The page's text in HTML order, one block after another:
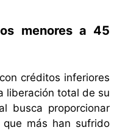
menores a 45
créditos inferiores
liberación total de su
busca proporcionar
más han sufrido